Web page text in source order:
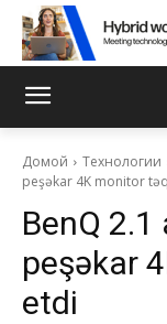
Домой Технологии
peşəkar 4K monitor
BenQ
peşəkar
etdi